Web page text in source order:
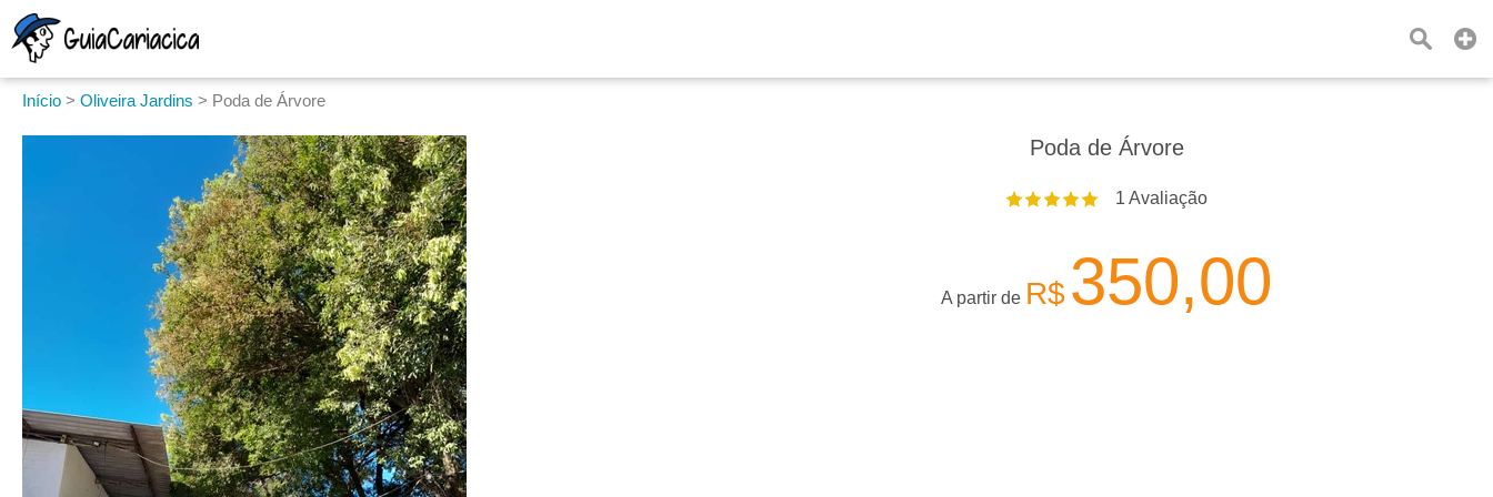
Início > Oliveira Jardins > Poda de Árvore
Poda de Árvore
1 Avaliação
A partir de R$350,00